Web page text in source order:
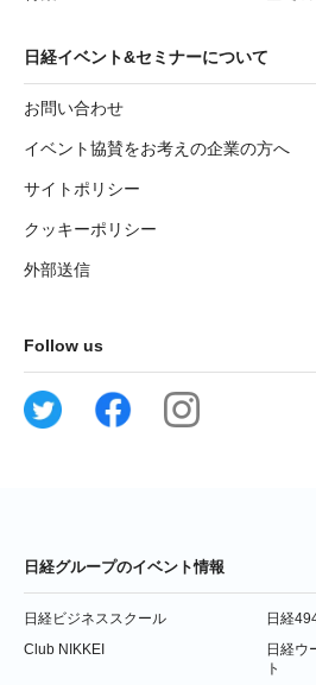
日経イベント&セミナーについて
お問い合わせ
イベント協賛をお考えの企業の方へ
サイトポリシー
クッキーポリシー
外部送信
Follow us
日経グループのイベント情報
日経ビジネススクール
日経
Club NIKKEI
日経ウ
ト